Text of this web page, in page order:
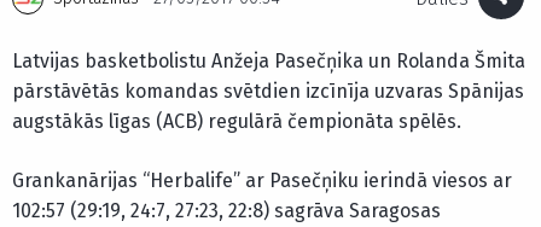
Latvijas basketbolistu Anžeja Pasečņika un Rolanda Šmita
pārstāvētās komandas svētdien izcīnīja uzvaras Spānijas
augstākās līgas (ACB) regulārā čempionāta spēlēs.
Grankanārijas “Herbalife” ar Pasečņiku ierindā viesos ar
102:57 (29:19, 24:7, 27:23, 22:8) sagrāva Saragosas